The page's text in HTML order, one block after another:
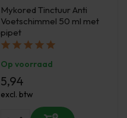
Mykored Tinctuur Anti
Voetschimmel 50 ml met
pipet
Op voorraad
5,94
excl. btw